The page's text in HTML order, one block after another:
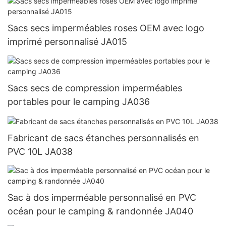
Sacs secs imperméables roses OEM avec logo
imprimé personnalisé JA015
Sacs secs de compression imperméables
portables pour le camping JA036
Fabricant de sacs étanches personnalisés en
PVC 10L JA038
Sac à dos imperméable personnalisé en PVC
océan pour le camping & randonnée JA040